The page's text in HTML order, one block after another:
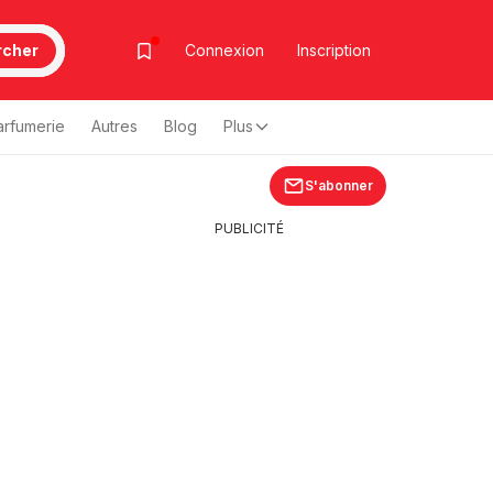
Connexion Inscription
Autres Blog Plus
S'abonner
PUBLICITÉ